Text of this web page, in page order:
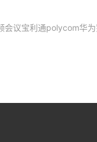
会议宝利通polycom华